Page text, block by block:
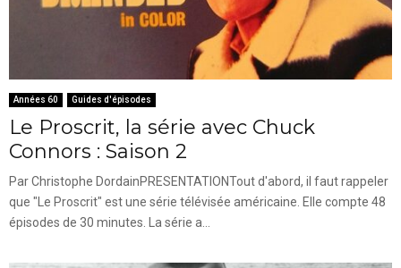
Années 60 Guides d'épisodes
Le Proscrit, la série avec Chuck
Connors : Saison 2
Par Christophe DordainPRESENTATIONTout d'abord, il faut rappeler
que "Le Proscrit" est une série télévisée américaine. Elle compte 48
épisodes de 30 minutes. La série a...